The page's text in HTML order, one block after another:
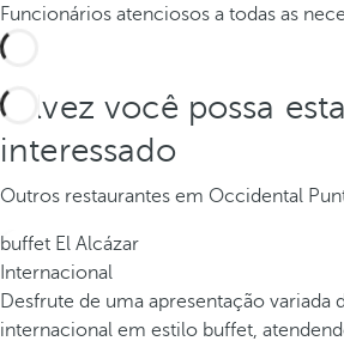
Funcionários atenciosos a todas as
Talvez você possa
interessado
Outros restaurantes em Occidental
buffet El Alcázar
Internacional
Desfrute de uma apresentação variada
internacional em estilo buffet,